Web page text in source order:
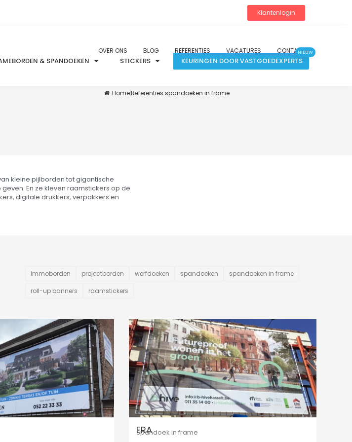
Klantenlogin
OVER ONS BLOG REFERENTIES VACATURES CONTACT
& SPANDOEKEN STICKERS KEURINGEN DOOR VASTGOEDEXPERTS
NIEUW
HomeReferenties spandoeken in frame
kleine pijlborden tot gigantische
En ze kleven raamstickers op de
digitale drukkers, verpakkers en
Immoborden projectborden werfdoeken spandoeken spandoeken in frame
roll-up banners raamstickers
ERA
Spandoek in frame